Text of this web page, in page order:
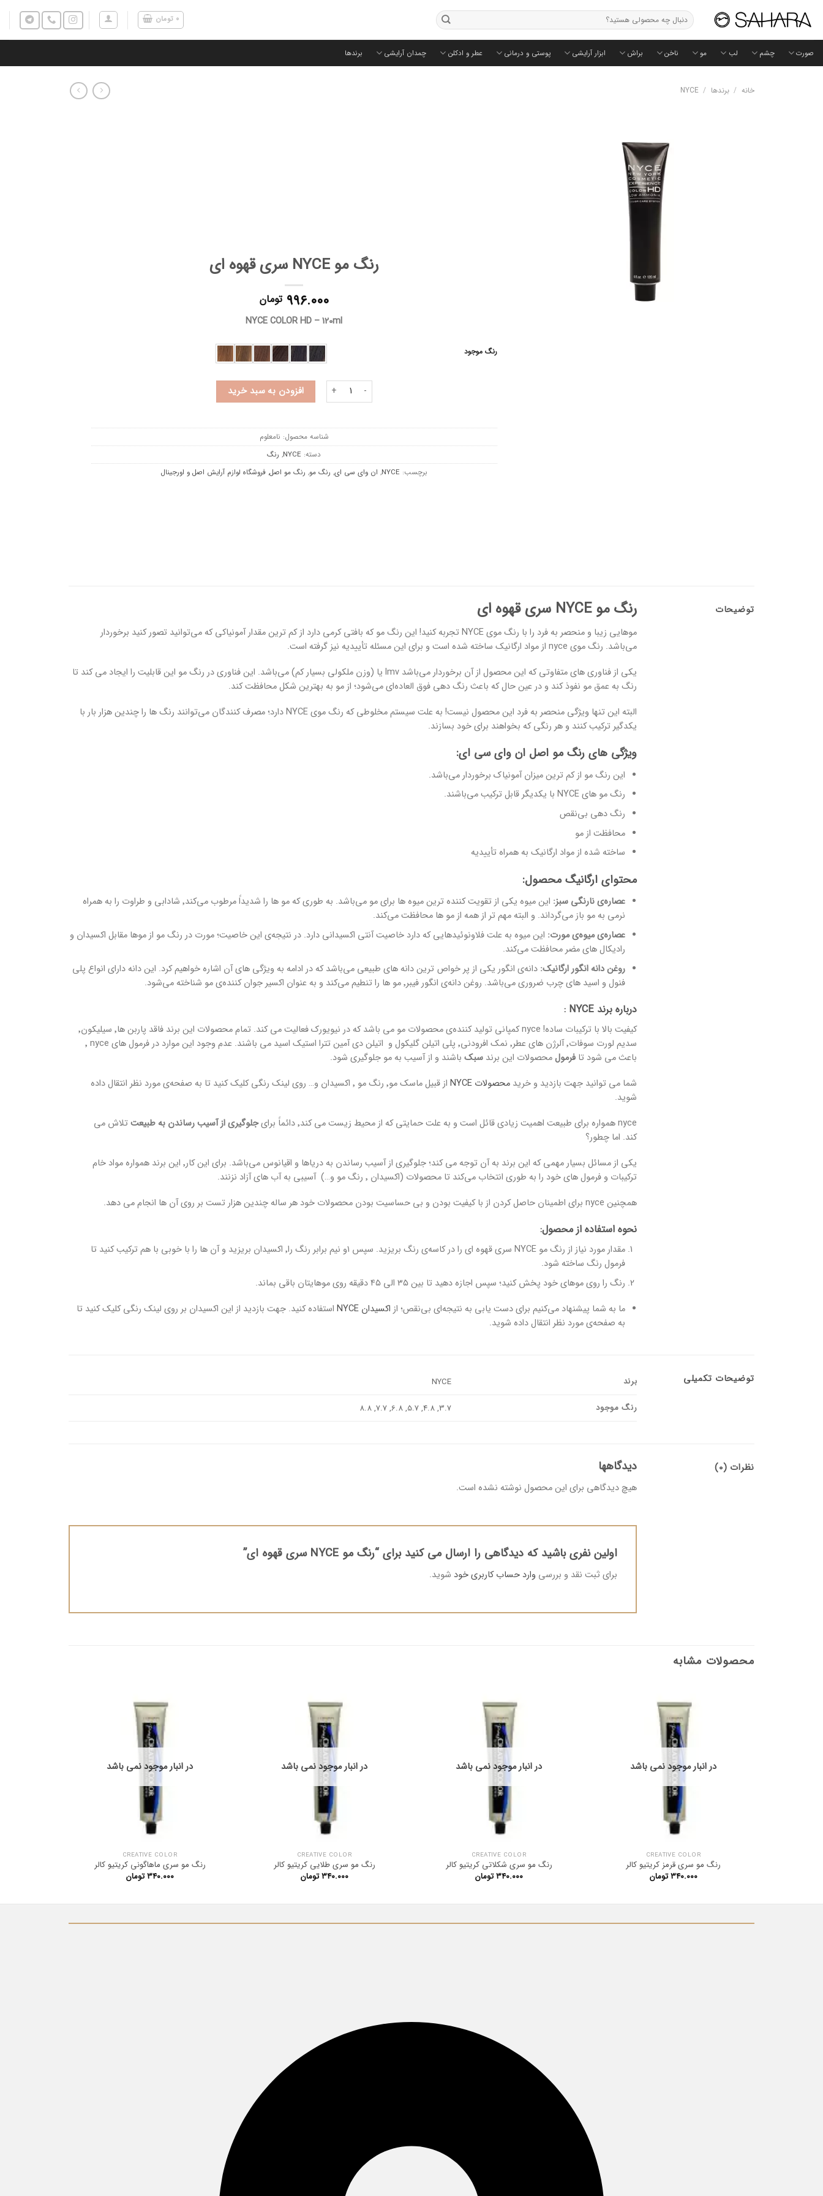
جستجو
برای:
۰ تومان
صورت چشم لب مو ناخن براش ابزار آرایشی پوستی و درمانی عطر و ادکلن چمدان آرایشی برندها
خانه / برندها /
NYCE
رنگ مو NYCE سری قهوه ای
۹۹۶.۰۰۰ تومان
NYCE COLOR HD – 120ml
رنگ موجود
رنگ مو NYCE سری قهوه ای عدد افزودن به سبد خرید
شناسه محصول: نامعلوم
دسته: NYCE
, رنگ
برچسب: NYCE
, ان وای سی ای, رنگ مو, رنگ مو اصل, فروشگاه لوازم آرایش اصل و اورجینال
توضیحات رنگ مو NYCE سری قهوه ای
موهایی زیبا و منحصر به فرد را با رنگ موی NYCE تجربه کنید! این رنگ مو که بافتی کرمی دارد از کم ترین مقدار آمونیاکی که می‌توانید تصور کنید برخوردار
می‌باشد. رنگ موی nyce از مواد ارگانیک ساخته شده است و برای این مسئله تأییدیه نیز گرفته است.
یکی از فناوری های متفاوتی که این محصول از آن برخوردار می‌باشد lmv یا (وزن ملکولی بسیار کم) می‌باشد. این فناوری در رنگ مو این قابلیت را ایجاد می کند تا
رنگ به عمق مو نفوذ کند و در عین حال که باعث رنگ دهی فوق العاده‌ای می‌شود؛ از مو به بهترین شکل محافظت کند.
البته این تنها ویژگی منحصر به فرد این محصول نیست! به علت سیستم مخلوطی که رنگ موی NYCE دارد؛ مصرف کنندگان می‌توانند رنگ ها را چندین هزار بار با
یکدگیر ترکیب کنند و هر رنگی که بخواهند برای خود بسازند.
ویژگی های رنگ مو اصل ان وای سی ای:
این رنگ مو از کم ترین میزان آمونیاک برخوردار می‌باشد.
رنگ مو های NYCE با یکدیگر قابل ترکیب می‌باشند.
رنگ دهی بی‌نقص
محافظت از مو
ساخته شده از مواد ارگانیک به همراه تأییدیه
محتوای ارگانیگ محصول:
عصاره‌ی نارنگی سبز:
این میوه یکی از تقویت کننده ترین میوه ها برای مو می‌باشد. به طوری که مو ها را شدیداََ مرطوب می‌کند٬ شادابی و طراوت را به همراه
نرمی به مو باز می‌گرداند. و البته مهم تر از همه از مو ها محافظت می‌کند.
عصاره‌ی میوه‌یمورت: این میوه به علت فلاونوئیدهایی که دارد خاصیت آنتی اکسیدانی دارد. در نتیجه‌ی این خاصیت؛ مورت در رنگ مو از موها مقابل اکسیدان و
رادیکال های مضر محافظت می‌کند.
روغن دانه انگور ارگانیک: دانه‌ی انگور یکی از پر خواص ترین دانه های طبیعی می‌باشد که در ادامه به ویژگی های آن اشاره خواهیم کرد. این دانه دارای انواع پلی
فنول و اسید های چرب ضروری می‌باشد. روغن دانه‌ی انگور فیبر٬ مو ها را تنطیم می‌کند و به عنوان اکسیر جوان کننده‌ی مو شناخته می‌شود.
درباره برند NYCE :
کیفیت بالا با ترکیبات ساده! nyce کمپانی تولید کننده‌ی محصولات مو می باشد که در نیویورک فعالیت می کند. تمام محصولات این برند فاقد پاربن ها٬ سیلیکون٬
سدیم لورت سوفات٬ آلرژن های عطر٬ نمک افرودنی٬ پلی اتیلن گلیکول و اتیلن دی آمین تترا استیک اسید می باشند. عدم وجود این موارد در فرمول های nyce ٬
باعث می شود تا فرمول محصولات این برند سبکباشند و از آسیب به مو جلوگیری شود.
شما می توانید جهت بازدید و خرید محصولات NYCE
از قبیل ماسک مو٬ رنگ مو ٬ اکسیدان و… روی لینک رنگی کلیک کنید تا به صفحه‌ی مورد نظر انتقال داده
شوید.
nyce همواره برای طبیعت اهمیت زیادی قائل است و به علت حمایتی که از محیط زیست می کند٬ دائماََ برای
جلوگیری از آسیب رساندن به طبیعتتلاش می
کند. اما چطور؟
یکی از مسائل بسیار مهمی که این برند به آن توجه می کند؛ جلوگیری از آسیب رساندن به دریاها و اقیانوس می‌باشد. برای این کار٬ این برند همواره مواد خام
ترکیبات و فرمول های خود را به طوری انتخاب می‌کند تا محصولات (اکسیدان ٬ رنگ مو و…) آسیبی به آب های آزاد نزنند.
همچنین nyce برای اطمینان حاصل کردن از با کیفیت بودن و بی حساسیت بودن محصولات خود هر ساله چندین هزار تست بر روی آن ها انجام می دهد.
نحوه استفاده از محصول:
مقدار مورد نیاز از رنگ مو NYCE سری قهوه ای را در کاسه‌ی رنگ بریزید. سپس ۱و نیم برابر رنگ را٬ اکسیدان بریزید و آن ها را با خوبی با هم ترکیب کنید تا
فرمول رنگ ساخته شود.
رنگ را روی موهای خود پخش کنید؛ سپس اجازه دهید تا بین ۳۵ الی ۴۵ دقیقه روی موهایتان باقی بماند.
ما به شما پیشنهاد می‌کنیم برای دست یابی به نتیجه‌ای بی‌نقص؛ از اکسیدان NYCE
استفاده کنید. جهت بازدید از این اکسیدان بر روی لینک رنگی کلیک کنید تا
به صفحه‌ی مورد نظر انتقال داده شوید.
توضیحات تکمیلی برند NYCE
رنگ موجود 3.7, 4.8, 5.7, 6.8, 7.7, 8.8
نظرات (0) دیدگاهها
هیچ دیدگاهی برای این محصول نوشته نشده است.
اولین نفری باشید که دیدگاهی را ارسال می کنید برای “رنگ مو NYCE سری قهوه ای”
برای ثبت نقد و بررسی وارد حساب کاربری خود شوید.
محصولات مشابه
در انبار موجود نمی باشد
CREATIVE COLOR
رنگ مو سری قرمز کریتیو کالر
۳۴۰.۰۰۰ تومان
در انبار موجود نمی باشد
CREATIVE COLOR
رنگ مو سری شکلاتی کریتیو کالر
۳۴۰.۰۰۰ تومان
در انبار موجود نمی باشد
CREATIVE COLOR
رنگ مو سری طلایی کریتیو کالر
۳۴۰.۰۰۰ تومان
در انبار موجود نمی باشد
CREATIVE COLOR
رنگ مو سری ماهاگونی کریتیو کالر
۳۴۰.۰۰۰ تومان